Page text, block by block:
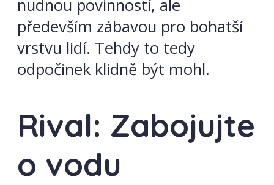
nudnou povinností, ale
především zábavou pro bohatší
vrstvu lidí. Tehdy to tedy
odpočinek klidně být mohl.
Rival: Zabojujte
o vodu